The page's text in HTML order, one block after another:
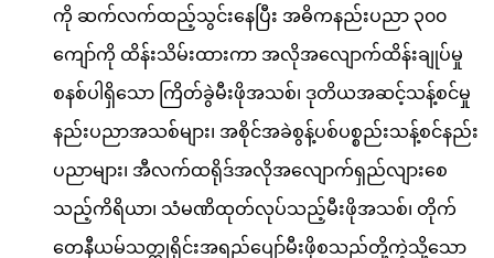
ကို ဆက်လက်ထည့်သွင်းနေပြီး အဓိကနည်းပညာ ၃၀၀
ကျော်ကို ထိန်းသိမ်းထားကာ အလိုအလျောက်ထိန်းချုပ်မှု
စနစ်ပါရှိသော ကြိတ်ခွဲမီးဖိုအသစ်၊ ဒုတိယအဆင့်သန့်စင်မှု
နည်းပညာအသစ်များ၊ အစိုင်အခဲစွန့်ပစ်ပစ္စည်းသန့်စင်နည်း
ပညာများ၊ အီလက်ထရိုဒ်အလိုအလျောက်ရှည်လျားစေ
သည့်ကိရိယာ၊ သံမဏိထုတ်လုပ်သည့်မီးဖိုအသစ်၊ တိုက်
တေနီယမ်သတ္တုရိုင်းအရည်ပျော်မီးဖိုစသည်တို့ကဲ့သို့သော